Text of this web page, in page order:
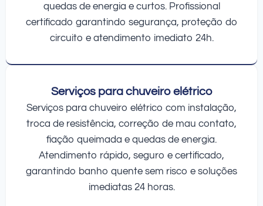
quedas de energia e curtos. Profissional
certificado garantindo segurança, proteção do
circuito e atendimento imediato 24h.
Serviços para chuveiro elétrico
Serviços para chuveiro elétrico com instalação,
troca de resistência, correção de mau contato,
fiação queimada e quedas de energia.
Atendimento rápido, seguro e certificado,
garantindo banho quente sem risco e soluções
imediatas 24 horas.